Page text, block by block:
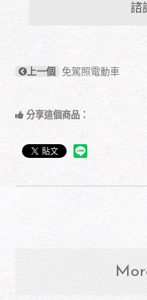
諮
上一個 免駕照電動車
分享這個商品：